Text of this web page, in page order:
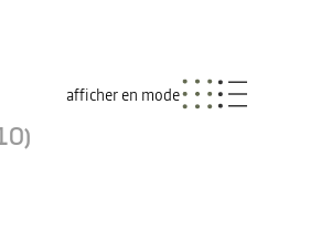
afficher en mode